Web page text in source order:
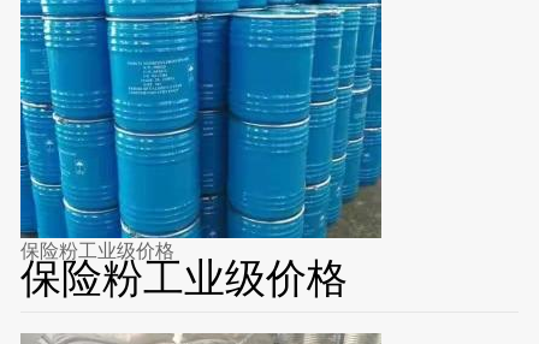
保险粉工业级价格
保险粉工业级价格